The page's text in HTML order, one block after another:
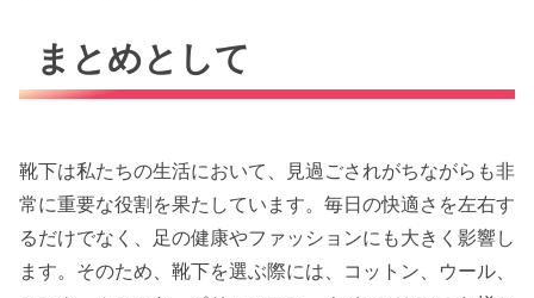
まとめとして
靴下は私たちの生活において、見過ごされがちながらも非
常に重要な役割を果たしています。毎日の快適さを左右す
るだけでなく、足の健康やファッションにも大きく影響し
ます。そのため、靴下を選ぶ際には、コットン、ウール、